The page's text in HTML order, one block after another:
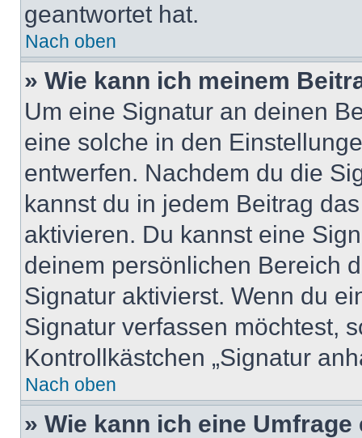
geantwortet hat.
Nach oben
» Wie kann ich meinem
Um eine Signatur an deinen
eine solche in den
entwerfen. Nachdem du die
kannst du in jedem Beitrag
aktivieren. Du kannst eine
deinem persönlichen Bereich
Signatur aktivierst. Wenn du
Signatur verfassen möchtest,
Kontrollkästchen „Signatur
Nach oben
» Wie kann ich eine